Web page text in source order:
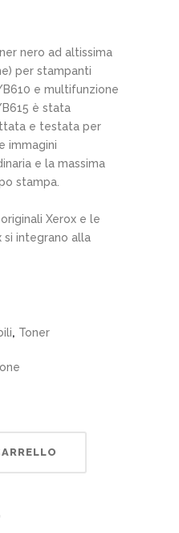
nero ad altissima
per stampanti
e multifunzione
è stata
e testata per
immagini
e la massima
stampa.
Xerox e le
si integrano alla
, Toner